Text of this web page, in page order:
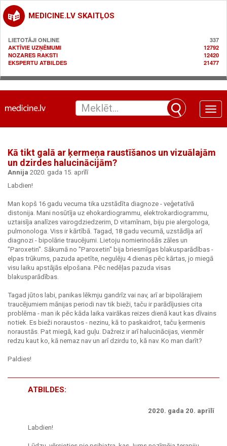
MEDICINE.LV SKAITĻOS
LIETOTĀJI ONLINE
337
AKTĪVIE UZŅĒMUMI
12792
NOZARES RAKSTI
12420
EKSPERTU ATBILDES
21477
Toggle
Kā tikt galā ar ķermeņa raustīšanos un vizuālajām
un dzirdes halucinācijām?
Annija 2020. gada 15. aprīlī
Labdien!
Man kopš 16 gadu vecuma tika uzstādīta diagnoze - veģetatīvā
distonija. Mani nosūtīja uz ehokardiogrammu, elektrokardiogrammu,
uztaisīja analīzes vairogdziedzerim, D vitamīnam, biju pie alergologa,
pulmonologa. Viss ir kārtībā. Tagad, 18 gadu vecumā, uzstādīja arī
diagnozi - bipolārie traucējumi. Lietoju nomierinošās zāles un
"Paroxetin". Sākumā no "Paroxetin" bija briesmīgas blakusparādības -
elpas trūkums, pazuda apetīte, negulēju 4 dienas pēc kārtas, jo miegā
visu laiku apstājās elpošana. Pēc nedēļas pazuda visas
blakusparādības.
Tagad jūtos labi, panikas lēkmju gandrīz vai nav, arī ar bipolārajiem
traucējumiem mānijas periodi nav tik bieži, taču ir parādījusies cita
problēma - man ik pēc kāda laika vairākas reizes dienā kaut kas dīvains
notiek. Es bieži noraustos - nezinu, kā to paskaidrot, taču ķermenis
noraustās. Pat miegā, kad guļu. Dažreiz ir arī halucinācijas, vienmēr
redzu kaut ko, kā nemaz nav un arī dzirdu to, kā nav. Ko man darīt?
Paldies!
ATBILDES:
2020. gada 20. aprīlī
Labdien!